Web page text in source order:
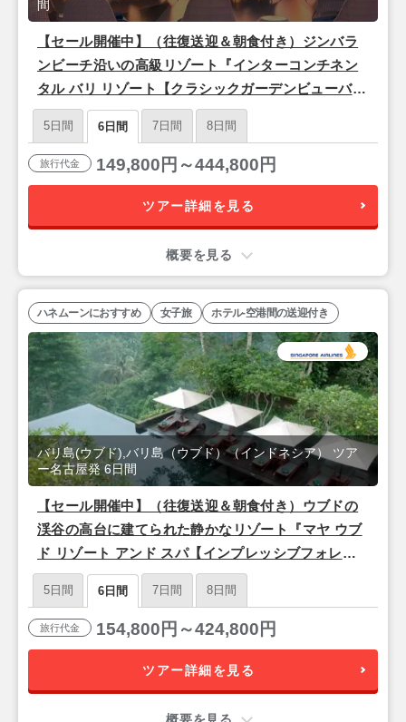
【セール開催中】（往復送迎＆朝食付き）ジンバラ
ンビーチ沿いの高級リゾート『インターコンチネン
タル バリ リゾート【クラシックガーデンビューバル
コニー】』バリ島6日間＜シンガポール航空/名古屋
発＞
間
5日間 6日間 7日間 8日間
旅行代金 149,800円～444,800円
ツアー詳細を見る
概要を見る
【セール開催中】（往復送迎＆朝食付き）ウブドの
渓谷の高台に建てられた静かなリゾート『マヤ ウブ
ド リゾート アンド スパ【インプレッシブフォレス
トスイート】』バリ島6日間＜シンガポール航空/名
古屋発＞
バリ島(ウブド),バリ島（ウブド）（インドネシア） ツア
ー名古屋発 6日間
ハネムーンにおすすめ 女子旅 ホテル-空港間の送迎付き
5日間 6日間 7日間 8日間
旅行代金 154,800円～424,800円
ツアー詳細を見る
概要を見る